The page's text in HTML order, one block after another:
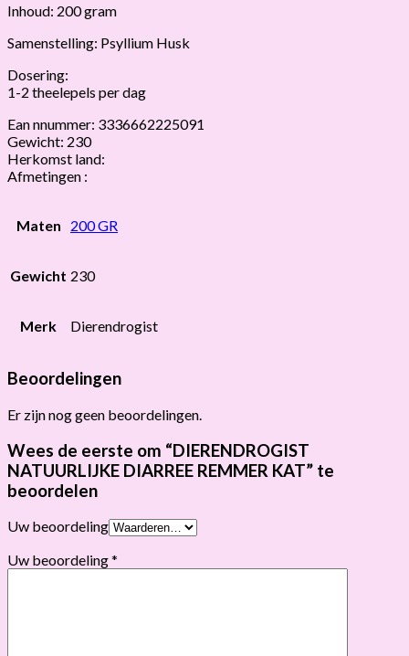
Inhoud: 200 gram
Samenstelling: Psyllium Husk
Dosering:
1-2 theelepels per dag
Ean nnummer: 3336662225091
Gewicht: 230
Herkomst land:
Afmetingen :
Maten 200 GR
Gewicht 230
Merk Dierendrogist
Beoordelingen
Er zijn nog geen beoordelingen.
Wees de eerste om “DIERENDROGIST
NATUURLIJKE DIARREE REMMER KAT” te
beoordelen
Uw beoordeling
Uw beoordeling*